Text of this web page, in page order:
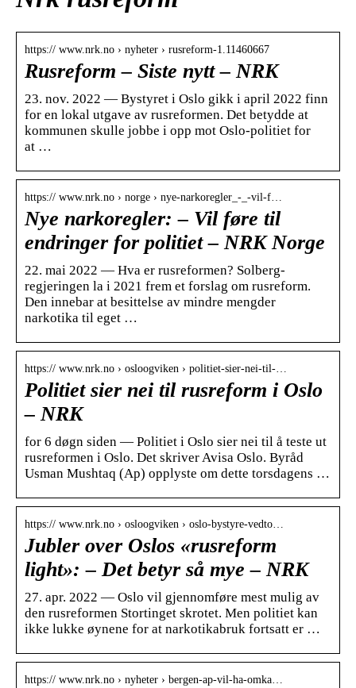
https:// www.nrk.no › nyheter › rusreform-1.11460667
Rusreform – Siste nytt – NRK
23. nov. 2022 — Bystyret i Oslo gikk i april 2022 finn
for en lokal utgave av rusreformen. Det betydde at
kommunen skulle jobbe i opp mot Oslo-politiet for
at …
https:// www.nrk.no › norge › nye-narkoregler_-_-vil-f…
Nye narkoregler: – Vil føre til
endringer for politiet – NRK Norge
22. mai 2022 — Hva er rusreformen? Solberg-
regjeringen la i 2021 frem et forslag om rusreform.
Den innebar at besittelse av mindre mengder
narkotika til eget …
https:// www.nrk.no › osloogviken › politiet-sier-nei-til-…
Politiet sier nei til rusreform i Oslo
– NRK
for 6 døgn siden — Politiet i Oslo sier nei til å teste ut
rusreformen i Oslo. Det skriver Avisa Oslo. Byråd
Usman Mushtaq (Ap) opplyste om dette torsdagens …
https:// www.nrk.no › osloogviken › oslo-bystyre-vedto…
Jubler over Oslos «rusreform
light»: – Det betyr så mye – NRK
27. apr. 2022 — Oslo vil gjennomføre mest mulig av
den rusreformen Stortinget skrotet. Men politiet kan
ikke lukke øynene for at narkotikabruk fortsatt er …
https:// www.nrk.no › nyheter › bergen-ap-vil-ha-omka…